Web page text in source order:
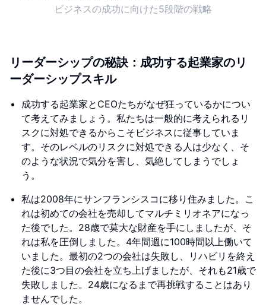
ビジネスの成功に向けた5段階の戦略
リーダーシップの秘訣：成功する起業家のリ
ーダーシップスキル
成功する起業家とCEOたちがなぜ狂っているかについ
て考えてみましょう。私たちは一般的に考えられるリ
スクに対処できるからこそビジネスに従事していま
す。そのレベルのリスクに対処できる人は少なく、そ
のような状況で気分を害し、気絶してしまうでしょ
う。
私は2008年にサンフランシスコに移り住みました。こ
れは初めての会社を売却してマルチミリオネアになっ
た後でした。28歳で莫大な財産を手にしましたが、そ
れは私を圧倒しました。4年間週に100時間以上働いて
いました。最初の2つの会社は失敗し、リハビリを終え
た後に3つ目の会社を立ち上げましたが、それも21歳で
失敗しました。24歳になるまで再挑戦することはあり
ませんでした。